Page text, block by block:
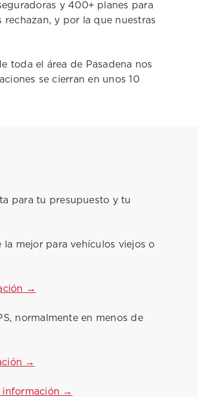
y 400+ planes para
y por la que nuestras
toda el área de Pasadena nos
se cierran en unos 10
para tu presupuesto y tu
mejor para vehículos viejos o
→
normalmente en menos de
→
información →